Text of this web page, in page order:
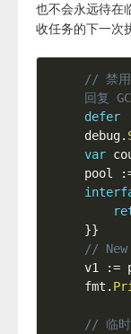
也不会永远待在
收任务的下一次
// 禁用
回复 GC
defer
debug.
var
pool
}}
// New
v1
:=
fmt .
// 临时